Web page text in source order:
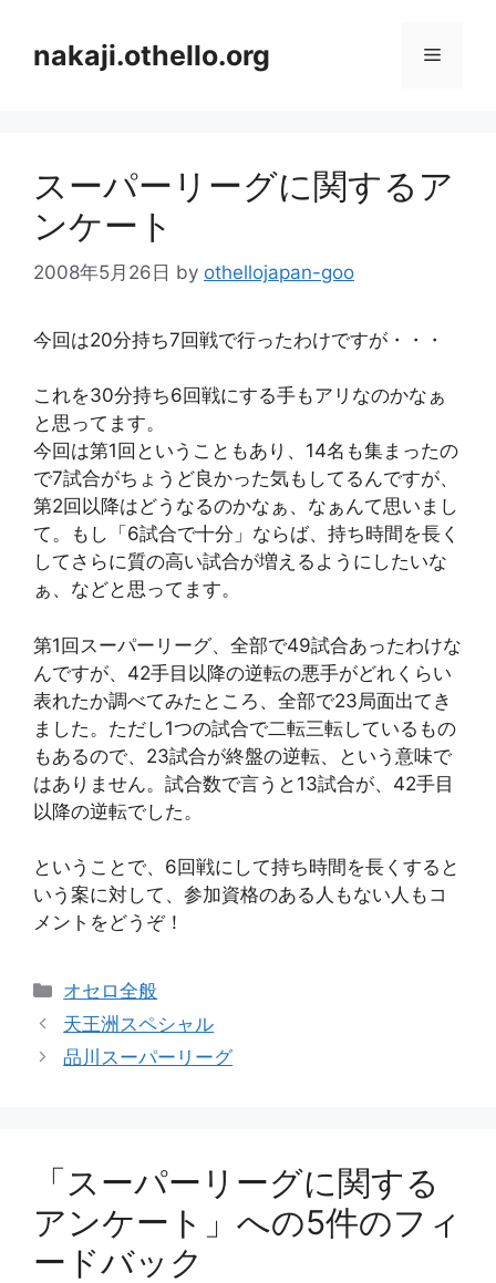
nakaji.othello.org メ
ュ
スーパーリーグに関するア
ンケート
2008年5月26日 by othellojapan-goo
今回は20分持ち7回戦で行ったわけですが・・・
これを30分持ち6回戦にする手もアリなのかなぁ
と思ってます。
今回は第1回ということもあり、14名も集まったの
で7試合がちょうど良かった気もしてるんですが、
第2回以降はどうなるのかなぁ、なぁんて思いまし
て。もし「6試合で十分」ならば、持ち時間を長く
してさらに質の高い試合が増えるようにしたいな
ぁ、などと思ってます。
第1回スーパーリーグ、全部で49試合あったわけな
んですが、42手目以降の逆転の悪手がどれくらい
表れたか調べてみたところ、全部で23局面出てき
ました。ただし1つの試合で二転三転しているもの
もあるので、23試合が終盤の逆転、という意味で
はありません。試合数で言うと13試合が、42手目
以降の逆転でした。
ということで、6回戦にして持ち時間を長くすると
いう案に対して、参加資格のある人もない人もコ
メントをどうぞ！
カ
テ
リ
オセロ全般
天王洲スペシャル
品川スーパーリーグ
「スーパーリーグに関する
アンケート」への5件のフィ
ードバック